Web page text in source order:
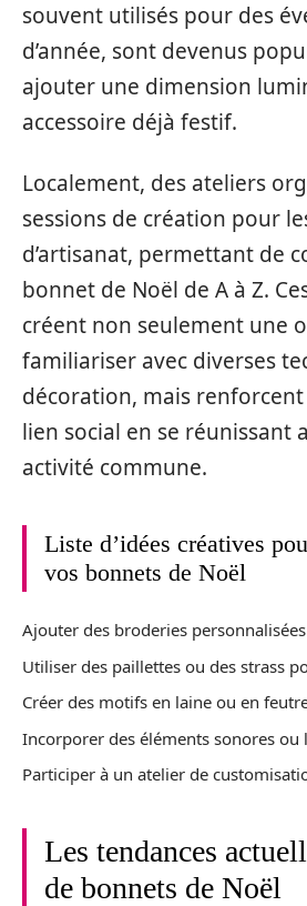
souvent utilisés pour des
d’année, sont devenus
ajouter une dimension
accessoire déjà festif.
Localement, des ateliers
sessions de création pour
d’artisanat, permettant de
bonnet de Noël de A à Z.
créent non seulement une
familiariser avec diverses
décoration, mais
lien social en se réunissant
activité commune.
Liste d’idées créatives
vos bonnets de Noël
Ajouter des broderies
Utiliser des paillettes ou des strass
Créer des motifs en laine ou en
Incorporer des éléments sonores ou
Participer à un atelier de
Les tendances
de bonnets de Noël